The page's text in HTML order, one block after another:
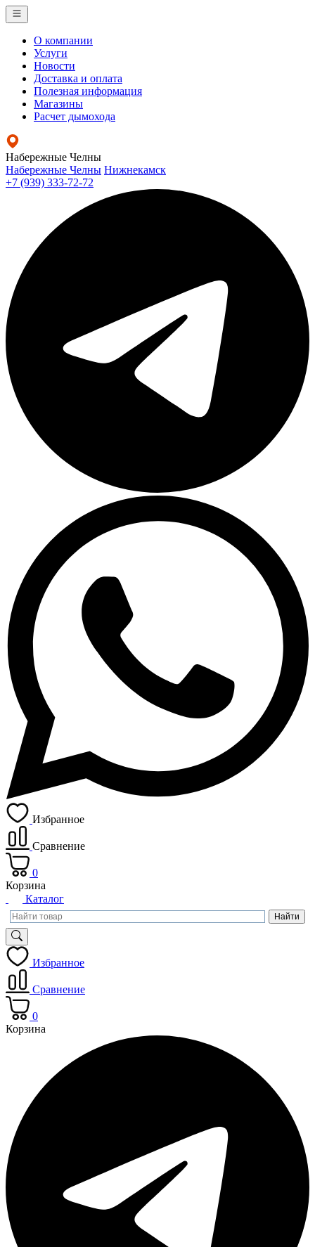
О компании
Услуги
Новости
Доставка и оплата
Полезная информация
Магазины
Расчет дымохода
Набережные Челны
Набережные Челны Нижнекамск
+7 (939) 333-72-72
Избранное
Сравнение
0
Корзина
Каталог
Избранное
Сравнение
0
Корзина